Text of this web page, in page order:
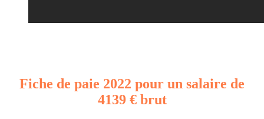
Fiche de paie 2022 pour un salaire de
4139 € brut